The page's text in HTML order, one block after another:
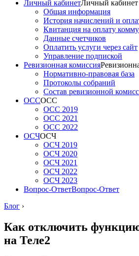
Личный кабинетЛичный кабинет
Общая информация
История начислений и
Квитанция на оплату
Данные счетчиков
Оплатить услуги через сайт
Управление подпиской
Ревизионная комиссия
Нормативно-правовая база
Протоколы собраний
Состав ревизионной
ОССОСС
ОСС 2019
ОСС 2021
ОСС 2022
ОСЧОСЧ
ОСЧ 2019
ОСЧ 2020
ОСЧ 2021
ОСЧ 2022
ОСЧ 2023
Вопрос-ОтветВопрос-Ответ
Блог ›
Как отключить
на Теле2